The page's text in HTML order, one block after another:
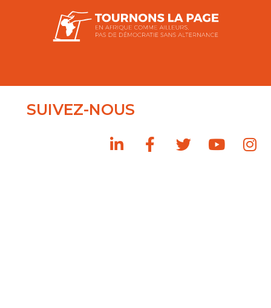
SUIVEZ-NOUS